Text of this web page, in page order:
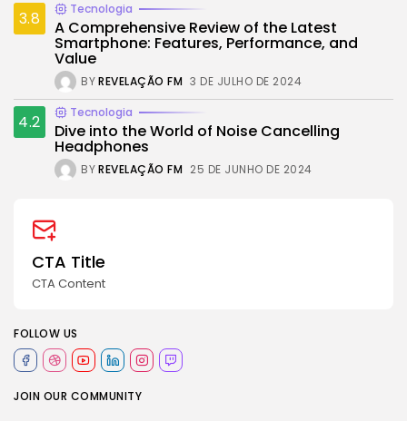
3.8 Tecnologia
A Comprehensive Review of the Latest
Smartphone: Features, Performance, and
Value
BYREVELAÇÃO FM 3 DE JULHO DE 2024
4.2 Tecnologia
Dive into the World of Noise Cancelling
Headphones
BYREVELAÇÃO FM 25 DE JUNHO DE 2024
CTA Title
CTA Content
FOLLOW US
JOIN OUR COMMUNITY